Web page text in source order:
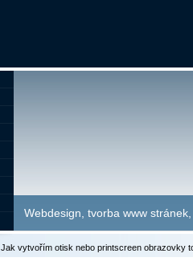
Jak vytvořím otisk nebo printscreen obrazovky
Webdesign, tvorba www